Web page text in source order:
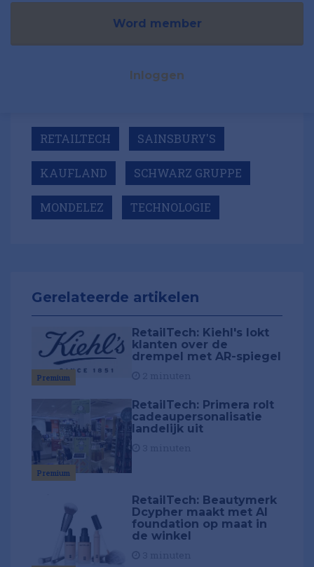
Word member
Inloggen
RETAILTECH SAINSBURY'S
KAUFLAND SCHWARZ GRUPPE
MONDELEZ TECHNOLOGIE
Gerelateerde artikelen
Premium
RetailTech: Kiehl's lokt
klanten over de
drempel met AR-spiegel
Premium
RetailTech: Primera rolt
cadeaupersonalisatie
landelijk uit
RetailTech: Beautymerk
Dcypher maakt met AI
foundation op maat in
de winkel